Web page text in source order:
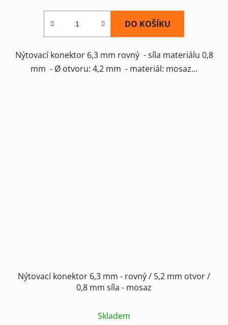
DO KOŠÍKU
Nýtovací konektor 6,3 mm rovný - síla materiálu 0,8
mm - Ø otvoru: 4,2 mm - materiál: mosaz...
Nýtovací konektor 6,3 mm - rovný / 5,2 mm otvor /
0,8 mm síla - mosaz
Skladem